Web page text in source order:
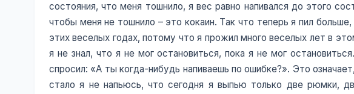
состояния, что меня тошнило, я вес равно напивался до этого
чтобы меня не тошнило – это кокаин. Так что теперь я пил
этих веселых годах, потому что я прожил много веселых лет в
я не знал, что я не мог остановиться, пока я не мог
спросил: «А ты когда-нибудь напиваешь по ошибке?». Это
стало я не напьюсь, что сегодня я выпью только две рюмки,